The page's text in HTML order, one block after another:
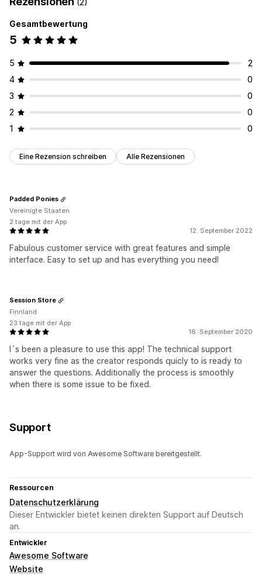
Gesamtbewertung
5
5
2
4
0
3
0
2
0
1
0
Eine Rezension schreiben Alle Rezensionen
12. September 2022
Fabulous customer service with great features and simple
interface. Easy to set up and has everything you need!
Padded Ponies
Vereinigte Staaten
2 tage mit der App
16. September 2020
I´s been a pleasure to use this app! The technical support
works very fine as the creator responds quicly to is ready to
answer the questions. Additionally the process is smoothly
when there is some issue to be fixed.
Session Store
Finnland
23 tage mit der App
Support
App-Support wird von Awesome Software bereitgestellt.
Ressourcen
Datenschutzerklärung
Dieser Entwickler bietet keinen direkten Support auf Deutsch
an.
Entwickler
Awesome Software
Website